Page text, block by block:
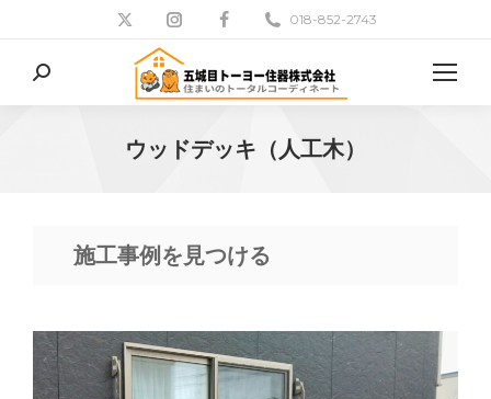
018-852-2743
検
索:
ウッドデッキ（人工木）
施工事例を見つける